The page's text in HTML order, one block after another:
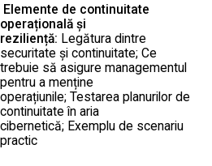
Elemente de continuitate
operațională și
reziliență: Legătura dintre
securitate și continuitate; Ce
trebuie să asigure managementul
pentru a menține
operațiunile; Testarea planurilor de
continuitate în aria
cibernetică; Exemplu de scenariu
practic